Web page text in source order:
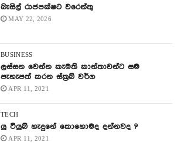
බැසිල් රාජපක්ෂට වරෙන්තු
MAY 22, 2026
BUSINESS
ලස්සන වෙන්න කැමති කාන්තාවන්ට සම
පැහැපත් කරන ස්ක්‍රබ් වර්ග
APR 11, 2021
TECH
යු ටියුබ් හැදුනේ කොහොමද දන්නවද ?
APR 11, 2021